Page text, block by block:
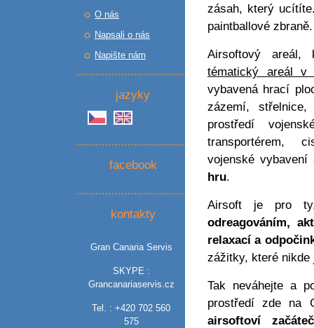
O nás
Napsali o nás
Napište nám
jazyky
facebook
kontakty
Gran Canaria Servis
SKYPE :
Grancanariaservis.cz
Tel. : +420 702 560
575
zásah, který
paintballové zbraně.
Airsoftový
tématický areál v
vybavená hrací
zázemí,
prostředí
transportérem,
vojenské
hru.
Airsoft je pro
odreagováním,
relaxací a
zážitky, které nikde
Tak neváhejte a
prostředí zde na
airsoftoví